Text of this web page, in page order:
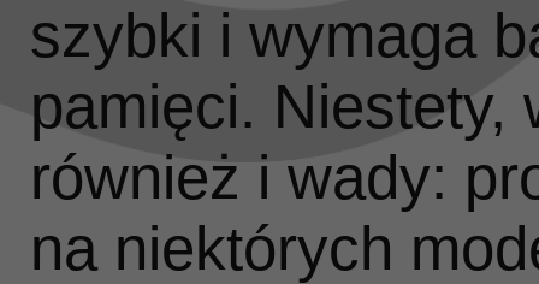
Po
szybki i wymaga
pamięci. Niestety,
również i wady:
na niektórych